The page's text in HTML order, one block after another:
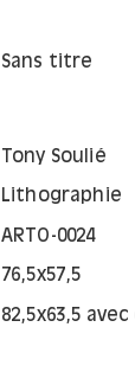
Sans titre
Tony Soulié
Lithographie
ARTO-0024
76,5x57,5
82,5x63,5